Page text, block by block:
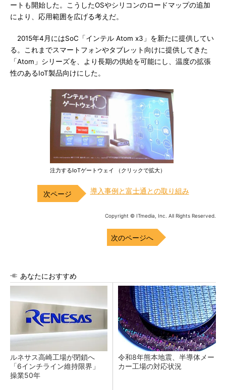
ートも開始した。こうしたOSやシリコンのロードマップの追加
により、応用範囲を広げる考えだ。
2015年4月にはSoC「インテル Atom x3」を新たに提供してい
る。これまでスマートフォンやタブレット向けに提供してきた
「Atom」シリーズを、より長期の供給を可能にし、温度の拡張
性のあるIoT製品向けにした。
注力するIoTゲートウェイ （クリックで拡大）
導入事例と富士通との取り組み
Copyright © ITmedia, Inc. All Rights Reserved.
次のページへ
あなたにおすすめ
ルネサス高崎工場が閉鎖へ
「6インチライン維持限界」
操業50年
令和8年熊本地震、半導体メー
カー工場の対応状況